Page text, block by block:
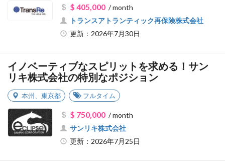
$ 405,000/ month
トランスアトランティック再保険株式会社
更新：2026年7月30日
イノベーティブなスピリットを求める！サン
リキ株式会社の特別なポジション
本州 東京都 フルタイム
$ 750,000/ month
サンリキ株式会社
更新：2026年7月25日